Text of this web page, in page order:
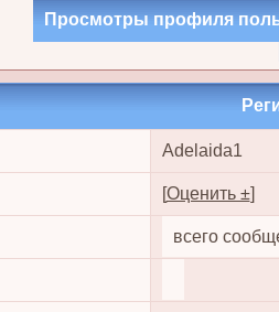
Просмотры профиля
Adelaida1
[Оценить ±]
всего